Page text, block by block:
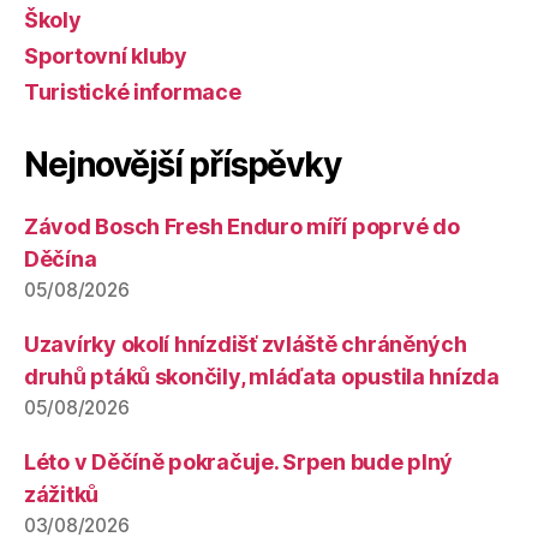
Školy
Sportovní kluby
Turistické informace
Nejnovější příspěvky
Závod Bosch Fresh Enduro míří poprvé do
Děčína
05/08/2026
Uzavírky okolí hnízdišť zvláště chráněných
druhů ptáků skončily, mláďata opustila hnízda
05/08/2026
Léto v Děčíně pokračuje. Srpen bude plný
zážitků
03/08/2026